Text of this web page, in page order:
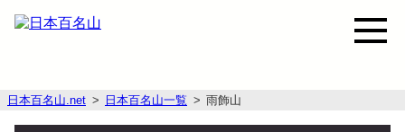
日本百名山.net 日本百名山一覧 雨飾山